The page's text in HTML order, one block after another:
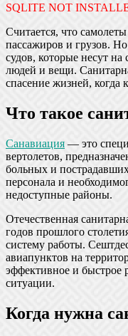
SQLITE NOT
Считается, что
пассажиров и грузов.
судов, которые несут на
людей и вещи.
спасение жизней, когда
Что такое
Санавиация— это
вертолетов,
больных и
персонала и
недоступные районы.
Отечественная
годов прошлого
систему работы.
авиапунктов на
эффективное и быстрое
ситуации.
Когда нужна